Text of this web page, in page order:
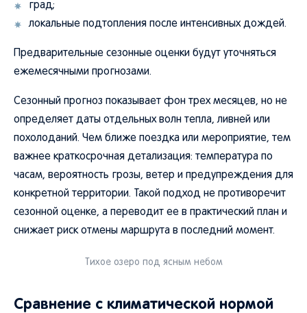
град;
локальные подтопления после интенсивных дождей.
Предварительные сезонные оценки будут уточняться
ежемесячными прогнозами.
Сезонный прогноз показывает фон трех месяцев, но не
определяет даты отдельных волн тепла, ливней или
похолоданий. Чем ближе поездка или мероприятие, тем
важнее краткосрочная детализация: температура по
часам, вероятность грозы, ветер и предупреждения для
конкретной территории. Такой подход не противоречит
сезонной оценке, а переводит ее в практический план и
снижает риск отмены маршрута в последний момент.
Тихое озеро под ясным небом
Сравнение с климатической нормой